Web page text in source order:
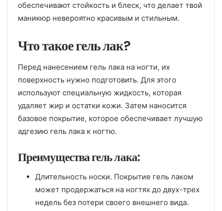
обеспечивают стойкость и блеск, что делает твой
маникюр невероятно красивым и стильным.
Что такое гель лак?
Перед нанесением гель лака на ногти, их
поверхность нужно подготовить. Для этого
используют специальную жидкость, которая
удаляет жир и остатки кожи. Затем наносится
базовое покрытие, которое обеспечивает лучшую
адгезию гель лака к ногтю.
Преимущества гель лака:
Длительность носки. Покрытие гель лаком
может продержаться на ногтях до двух-трех
недель без потери своего внешнего вида.